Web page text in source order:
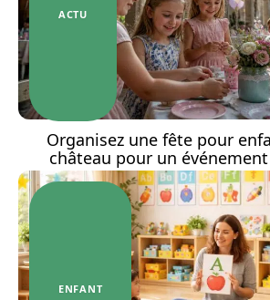
ACTU
Organisez une fête pour
château pour un
ENFANT